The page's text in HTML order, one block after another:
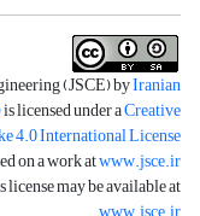
(JSCE) byIranian
is licensed under aCreative
4.0 International License
on a work atwww.jsce.ir
may be available at